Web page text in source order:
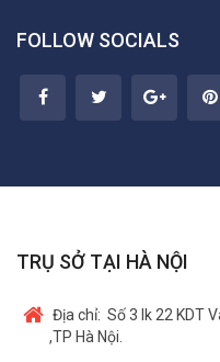
FOLLOW SOCIALS
TRỤ SỞ TẠI HÀ NỘI
Địa chỉ: Số 3 lk 22 KDT
,TP Hà Nội.